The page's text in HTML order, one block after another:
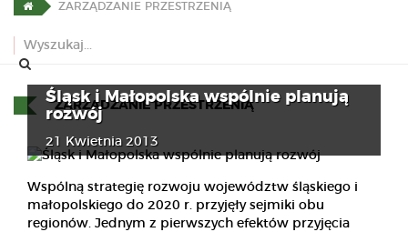
ZARZĄDZANIE PRZESTRZENIĄ
ZARZĄDZANIE PRZESTRZENIĄ
Śląsk i Małopolska wspólnie planują
rozwój
21 Kwietnia 2013
Wspólną strategię rozwoju województw śląskiego i
małopolskiego do 2020 r. przyjęły sejmiki obu
regionów. Jednym z pierwszych efektów przyjęcia